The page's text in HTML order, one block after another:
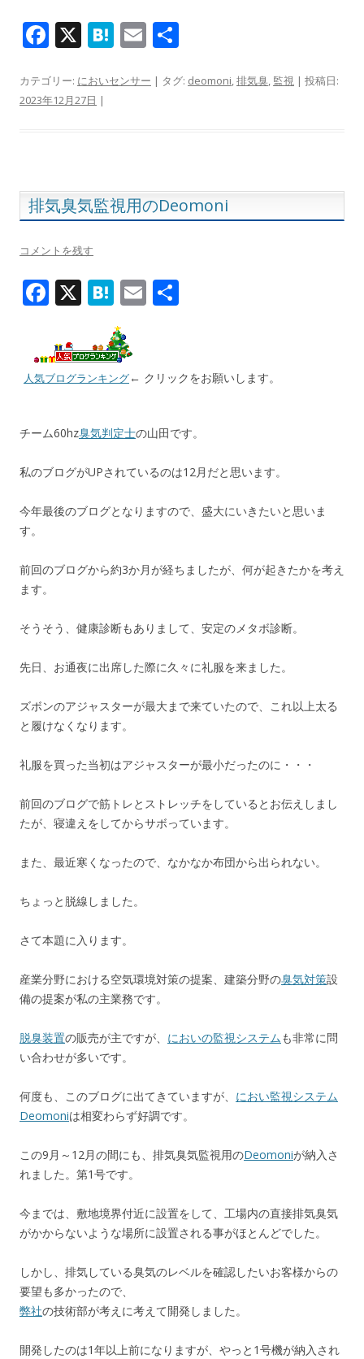
F
e
b
k
X H
e
E
ai
カテゴリー: においセンサー | タグ: deomoni,排気臭, 監視 | 投稿日:
2023年12月27日 |
排気臭気監視用のDeomoni
コメントを残す
F
e
b
o
k
X H
at
e
n
E
l
人気ブログランキング← クリックをお願いします。
チーム60hz臭気判定士の山田です。
私のブログがUPされているのは12月だと思います。
今年最後のブログとなりますので、盛大にいきたいと思いま
す。
前回のブログから約3か月が経ちましたが、何が起きたかを考え
ます。
そうそう、健康診断もありまして、安定のメタボ診断。
先日、お通夜に出席した際に久々に礼服を来ました。
ズボンのアジャスターが最大まで来ていたので、これ以上太る
と履けなくなります。
礼服を買った当初はアジャスターが最小だったのに・・・
前回のブログで筋トレとストレッチをしているとお伝えしまし
たが、寝違えをしてからサボっています。
また、最近寒くなったので、なかなか布団から出られない。
ちょっと脱線しました。
さて本題に入ります。
産業分野における空気環境対策の提案、建築分野の臭気対策設
備の提案が私の主業務です。
脱臭装置の販売が主ですが、 においの監視システムも非常に問
い合わせが多いです。
何度も、このブログに出てきていますが、 におい監視システム
Deomoniは相変わらず好調です。
この9月～12月の間にも、排気臭気監視用のDeomoniが納入さ
れました。第1号です。
今までは、敷地境界付近に設置をして、工場内の直接排気臭気
がかからないような場所に設置される事がほとんどでした。
しかし、排気している臭気のレベルを確認したいお客様からの
要望も多かったので、
弊社の技術部が考えに考えて開発しました。
開発したのは1年以上前になりますが、やっと1号機が納入され